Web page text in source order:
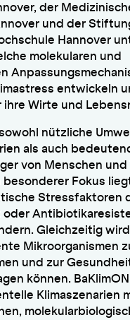
der
und der
Hannover
molekularen und
entwickeln
ihre Wirte und
nützliche
als auch
von Menschen und
besonderer Fokus
Stressfaktoren
Gleichzeitig
Mikroorganismen
und zur
können.
Klimaszenarien